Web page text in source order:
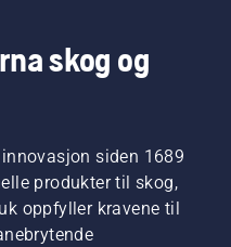
skog og
siden 1689
produkter til skog,
oppfyller kravene til